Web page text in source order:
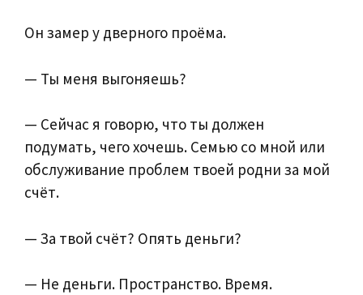
Он замер у дверного проёма.
— Ты меня выгоняешь?
— Сейчас я говорю, что ты должен
подумать, чего хочешь. Семью со мной или
обслуживание проблем твоей родни за мой
счёт.
— За твой счёт? Опять деньги?
— Не деньги. Пространство. Время.